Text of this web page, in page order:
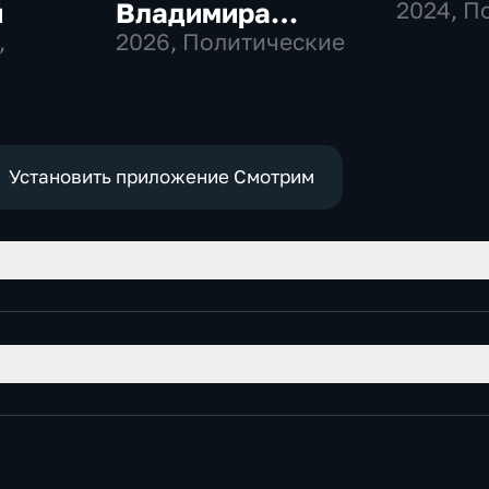
Владимира
Соловьева
2026, Политические
2024,
Установить приложение Смотрим